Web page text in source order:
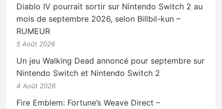
Diablo IV pourrait sortir sur Nintendo Switch 2 au
mois de septembre 2026, selon Billbil-kun –
RUMEUR
5 Août 2026
Un jeu Walking Dead annoncé pour septembre sur
Nintendo Switch et Nintendo Switch 2
4 Août 2026
Fire Emblem: Fortune’s Weave Direct –